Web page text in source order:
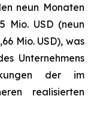
neun Monaten
Mio. USD (neun
Mio. USD), was
Unternehmens
der im
realisierten